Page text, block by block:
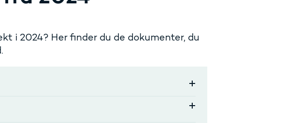
i 2024? Her finder du de dokumenter, du